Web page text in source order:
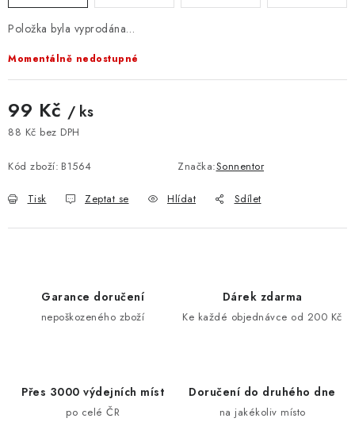
Položka byla vyprodána…
Momentálně nedostupné
99 Kč / ks
88 Kč bez DPH
Kód zboží: B1564 Značka:Sonnentor
Tisk Zeptat se Hlídat Sdílet
Garance doručení
nepoškozeného zboží
Dárek zdarma
Ke každé objednávce od 200 Kč
Přes 3000 výdejních míst
po celé ČR
Doručení do druhého dne
na jakékoliv místo